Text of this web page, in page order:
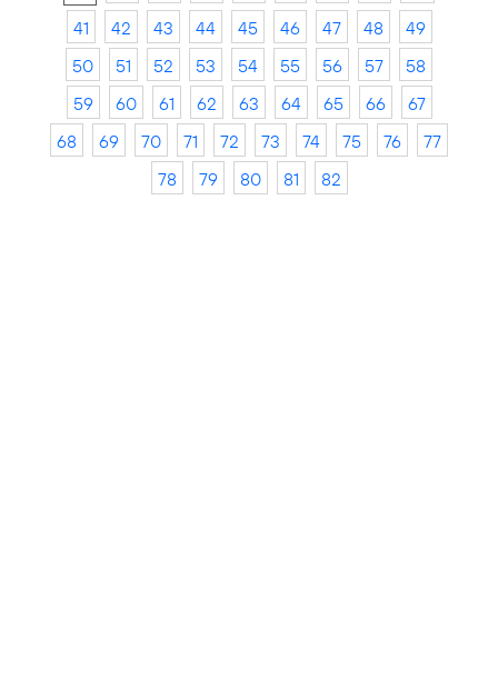
41
42 43 44 45 46 47 48
49
50
51 52 53 54 55 56 57
58
59
60 61 62 63 64 65 66
67
68
69 70 71 72 73 74 75 76
77
78
79 80 81 82